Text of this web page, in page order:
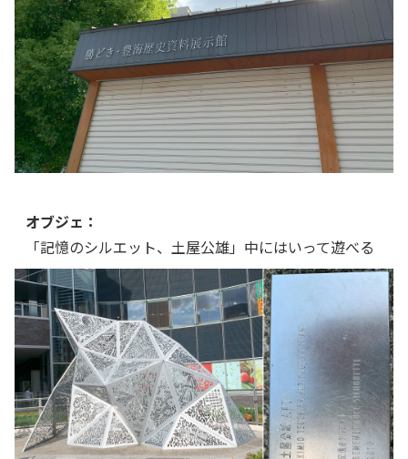
オブジェ：
「記憶のシルエット、土屋公雄」中にはいって遊べる